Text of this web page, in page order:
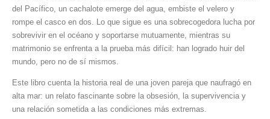
del Pacífico, un cachalote emerge del agua, embiste el velero y
rompe el casco en dos. Lo que sigue es una sobrecogedora lucha por
sobrevivir en el océano y soportarse mutuamente, mientras su
matrimonio se enfrenta a la prueba más difícil: han logrado huir del
mundo, pero no de sí mismos.
Este libro cuenta la historia real de una joven pareja que naufragó en
alta mar: un relato fascinante sobre la obsesión, la supervivencia y
una relación sometida a las condiciones más extremas.